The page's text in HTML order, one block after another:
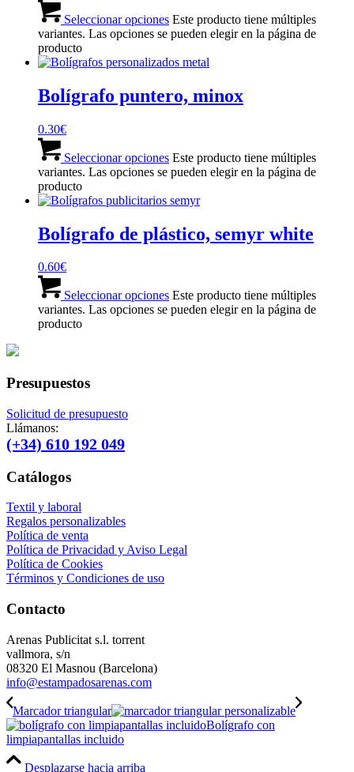
Seleccionar opciones Este producto tiene múltiples
variantes. Las opciones se pueden elegir en la página de
producto
Bolígrafo puntero, minox
0.30€
Seleccionar opciones Este producto tiene múltiples
variantes. Las opciones se pueden elegir en la página de
producto
Bolígrafo de plástico, semyr white
0.60€
Seleccionar opciones Este producto tiene múltiples
variantes. Las opciones se pueden elegir en la página de
producto
Presupuestos
Solicitud de presupuesto
Llámanos:
(+34) 610 192 049
Catálogos
Textil y laboral
Regalos personalizables
Política de venta
Política de Privacidad y Aviso Legal
Política de Cookies
Términos y Condiciones de uso
Contacto
Arenas Publicitat s.l. torrent
vallmora, s/n
08320 El Masnou (Barcelona)
info@estampadosarenas.com
Marcador triangular
Bolígrafo con
limpiapantallas incluido
Desplazarse hacia arriba